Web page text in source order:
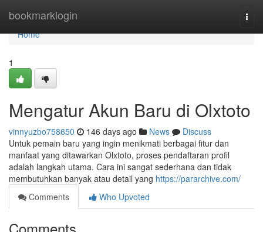
bookmarklogin
Home
Home
1
Mengatur Akun Baru di Olxtoto
vinnyuzbo758650 146 days ago News
Discuss
Untuk pemain baru yang ingin menikmati berbagai fitur dan
manfaat yang ditawarkan Olxtoto, proses pendaftaran profil
adalah langkah utama. Cara ini sangat sederhana dan tidak
membutuhkan banyak atau detail yang https://pararchive.com/
Comments
Who Upvoted